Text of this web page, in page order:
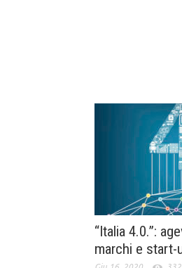
“Italia 4.0.”:
marchi e start-